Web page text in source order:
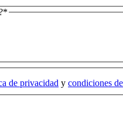
*
de privacidad y condiciones